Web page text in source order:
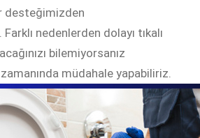
desteğimizden
nedenlerden dolayı tıkalı
bilemiyorsanız
müdahale yapabiliriz.